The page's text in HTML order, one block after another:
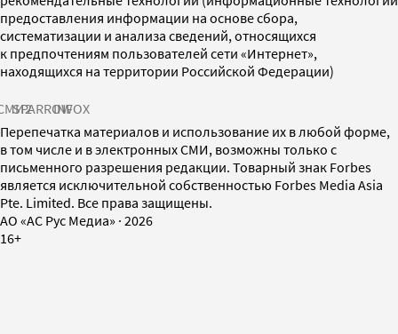
предоставления информации на основе сбора,
систематизации и анализа сведений, относящихся
к предпочтениям пользователей сети «Интернет»,
находящихся на территории Российской Федерации)
SPARROWINFOX
Перепечатка материалов и использование их в любой форме,
в том числе и в электронных СМИ, возможны только с
письменного разрешения редакции. Товарный знак Forbes
является исключительной собственностью Forbes Media Asia
Pte. Limited. Все права защищены.
AO «АС Рус Медиа» · 2026
16+